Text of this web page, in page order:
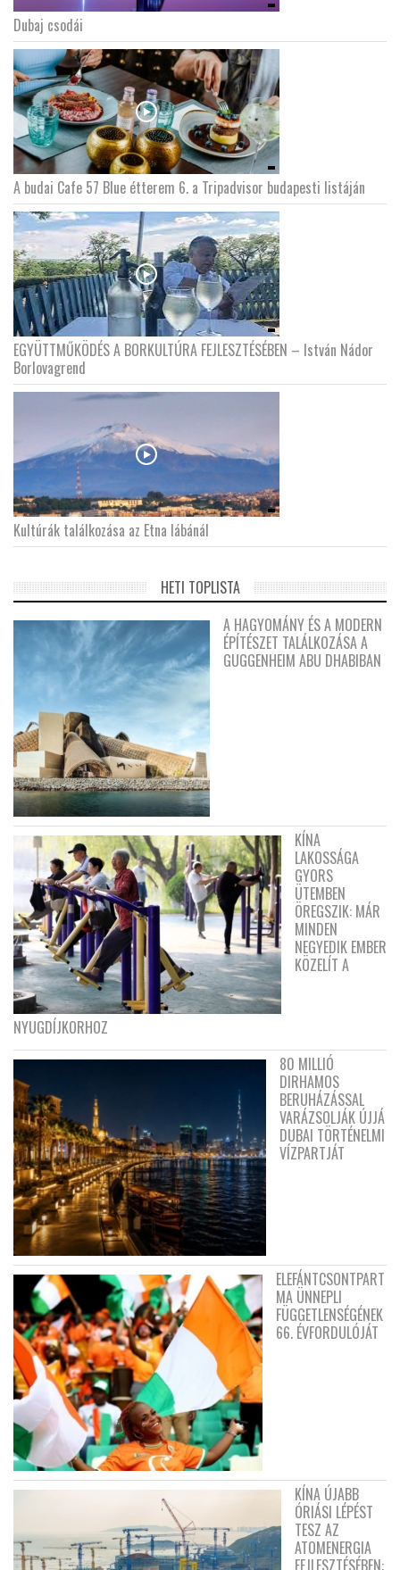
Dubaj csodái
A budai Cafe 57 Blue étterem 6. a Tripadvisor budapesti listáján
EGYÜTTMŰKÖDÉS A BORKULTÚRA FEJLESZTÉSÉBEN – István Nádor
Borlovagrend
Kultúrák találkozása az Etna lábánál
HETI TOPLISTA
A HAGYOMÁNY ÉS A MODERN
ÉPÍTÉSZET TALÁLKOZÁSA A
GUGGENHEIM ABU DHABIBAN
KÍNA
LAKOSSÁGA
GYORS
ÜTEMBEN
ÖREGSZIK: MÁR
MINDEN
NEGYEDIK EMBER
KÖZELÍT A
NYUGDÍJKORHOZ
80 MILLIÓ
DIRHAMOS
BERUHÁZÁSSAL
VARÁZSOLJÁK ÚJJÁ
DUBAI TÖRTÉNELMI
VÍZPARTJÁT
ELEFÁNTCSONTPART
MA ÜNNEPLI
FÜGGETLENSÉGÉNEK
66. ÉVFORDULÓJÁT
KÍNA ÚJABB
ÓRIÁSI LÉPÉST
TESZ AZ
ATOMENERGIA
FEJLESZTÉSÉBEN: